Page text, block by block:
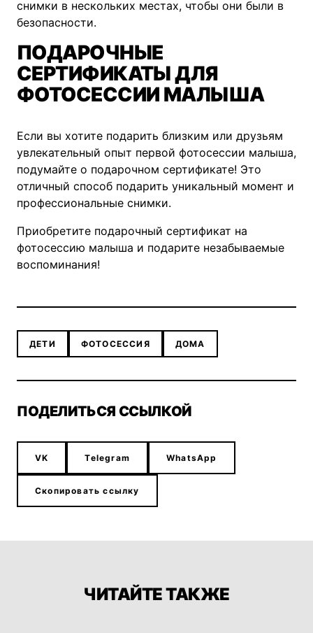
снимки в нескольких местах, чтобы они были в
безопасности.
ПОДАРОЧНЫЕ
СЕРТИФИКАТЫ ДЛЯ
ФОТОСЕССИИ МАЛЫША
Если вы хотите подарить близким или друзьям
увлекательный опыт первой фотосессии малыша,
подумайте о подарочном сертификате! Это
отличный способ подарить уникальный момент и
профессиональные снимки.
Приобретите подарочный сертификат на
фотосессию малыша и подарите незабываемые
воспоминания!
ДЕТИ ФОТОСЕССИЯ ДОМА
ПОДЕЛИТЬСЯ ССЫЛКОЙ
VK Telegram WhatsApp
Скопировать ссылку
ЧИТАЙТЕ ТАКЖЕ